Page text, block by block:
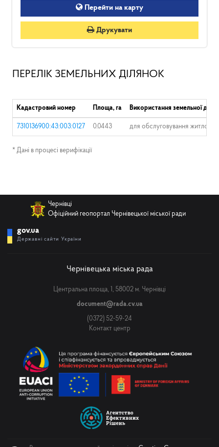
Перейти на карту
Друкувати
ПЕРЕЛІК ЗЕМЕЛЬНИХ ДІЛЯНОК
Кадастровий номер Площа, га Використання земельної
7310136900:43:003:0127 0.0443 для обслуговування
* Дані в процесі верифікації
Чернівці
Офіційний геопортал Чернівецької міської ради
gov.ua
Державні сайти України
Чернівецька міська рада
Центральна площа, 1, 58002 м. Чернівці
document@rada.cv.ua
(0372) 52-59-24
Контакт центр